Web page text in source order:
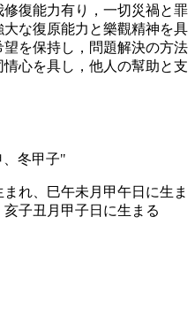
復能力有り，一切災禍と罪
な復原能力と樂觀精神を具
を保持し，問題解決の方法
心を具し，他人の幫助と支
冬甲子"
れ、巳午未月甲午日に生ま
子丑月甲子日に生まる